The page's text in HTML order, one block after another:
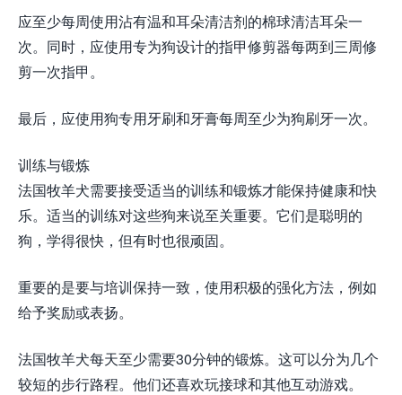
应至少每周使用沾有温和耳朵清洁剂的棉球清洁耳朵一
次。同时，应使用专为狗设计的指甲修剪器每两到三周修
剪一次指甲。
最后，应使用狗专用牙刷和牙膏每周至少为狗刷牙一次。
训练与锻炼
法国牧羊犬需要接受适当的训练和锻炼才能保持健康和快
乐。适当的训练对这些狗来说至关重要。它们是聪明的
狗，学得很快，但有时也很顽固。
重要的是要与培训保持一致，使用积极的强化方法，例如
给予奖励或表扬。
法国牧羊犬每天至少需要30分钟的锻炼。这可以分为几个
较短的步行路程。他们还喜欢玩接球和其他互动游戏。